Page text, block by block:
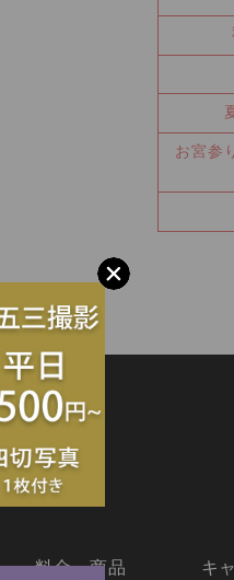
お宮参
料金・商品
キ